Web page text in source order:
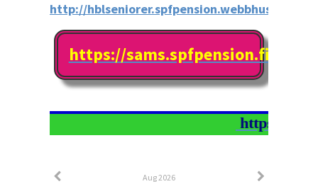
http://hblseniorer.spfpension.webbhuset.fi
https://sams.spfpension.fi/start/
https://ww
Aug 2026